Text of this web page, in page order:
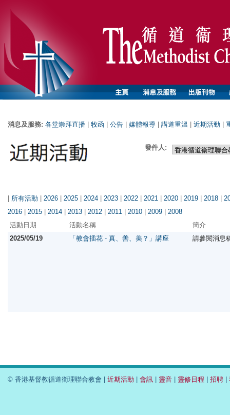
消息及服務: 各堂崇拜直播 牧函 公告 媒體報導 講道重溫 近期活動
發件人:
| 所有活動 | 2026 | 2025 | 2024 | 2023 | 2022 | 2021 | 2020 | 2019 | 2018 |
2016 | 2015 | 2014 | 2013 | 2012 | 2011 | 2010 | 2009 | 2008
活動日期
活動名稱
簡介
2025/05/19
「教會插花 - 真、善、美？」講座 請參閱消息
© 香港基督教循道衛理聯合教會 | 近期活動 | 會訊 | 靈音 | 靈修日程 | 招聘 |